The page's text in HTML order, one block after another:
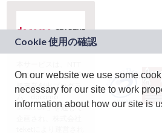
ドコモグループの新
規事業創出プログラ
ム「docomo
STARTUP」を通じて
On our website we use some
necessary for our site to work
information about how our site is